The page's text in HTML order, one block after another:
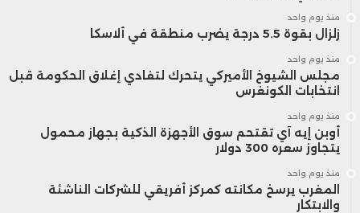
منذ يوم واحد
زلزال بقوة 5.5 درجة يضرب منطقة في ألاسكا
منذ يوم واحد
مجلس الشيوخ الأميركي يتحرك لتفادي إغلاق الحكومة قبل
انتخابات الكونغرس
منذ يوم واحد
أوبن إيه آي تقتحم سوق الأجهزة الذكية بجهاز محمول
يتجاوز سعره 300 دولار
منذ يوم واحد
المغرب يرسخ مكانته كمركز أفريقي للشركات الناشئة
والابتكار